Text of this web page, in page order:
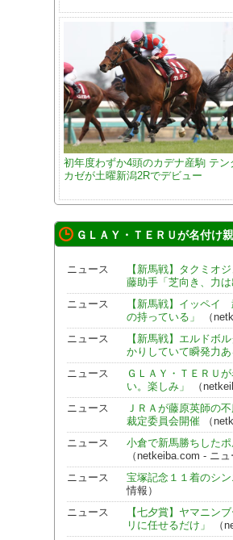
初年度わずか4頭のカデナ産駒 テン
カゼが土曜新潟2Rでデビュー
ＧＬＡＹ・ＴＥＲＵが名付
ニュース
【新馬戦】タクミ
藤助手「芝向き、力は
ニュース
【新馬戦】イッペイ
の持っている」
（
ニュース
【新馬戦】エルドボ
かりしていて瞬発力あ
ニュース
ＧＬＡＹ・ＴＥＲＵ
い。楽しみ」
（
ニュース
ＪＲＡが藤原英師の
裁定委員会開催（
ニュース
小倉で新馬勝ちした
（netkeiba.com - ニ
ニュース 宝塚記念１１着のシ
情報）
ニュース
【七夕賞】ヤマニン
リに任せるだけ」
（